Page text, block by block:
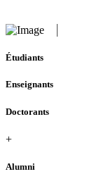
Étudiants
Enseignants
Doctorants
+
Alumni